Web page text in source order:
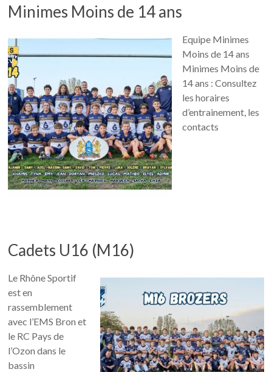
Minimes Moins de 14 ans
Equipe Minimes
Moins de 14 ans
Minimes Moins de
14 ans : Consultez
les horaires
d’entrainement, les
contacts
Cadets U16 (M16)
Le Rhône Sportif
est en
rassemblement
avec l’EMS Bron et
le RC Pays de
l’Ozon dans le
bassin